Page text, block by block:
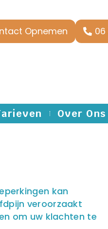
Opnemen
Over Ons
kan
veroorzaakt
om uw klachten te